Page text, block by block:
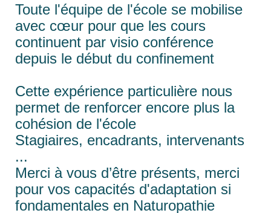
Toute l'équipe de l'école se mobilise
avec cœur pour que les cours
continuent par visio conférence
depuis le début du confinement
Cette expérience particulière nous
permet de renforcer encore plus la
cohésion de l'école
Stagiaires, encadrants, intervenants
...
Merci à vous d’être présents, merci
pour vos capacités d'adaptation si
fondamentales en Naturopathie